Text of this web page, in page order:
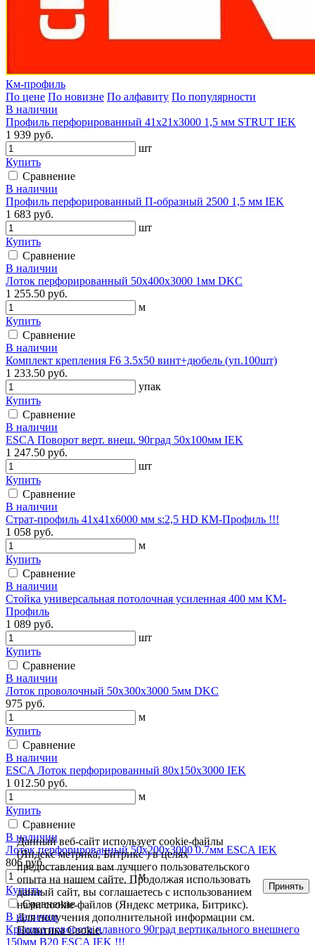
Км-профиль
По цене По новизне По алфавиту По популярности
В наличии
Профиль перфорированный 41х21х3000 1,5 мм STRUT IEK
1 939 руб.
шт
Купить
Сравнение
В наличии
Профиль перфорированный П-образный 2500 1,5 мм IEK
1 683 руб.
шт
Купить
Сравнение
В наличии
Лоток перфорированный 50х400х3000 1мм DKC
1 255.50 руб.
м
Купить
Сравнение
В наличии
Комплект крепления F6 3.5х50 винт+дюбель (уп.100шт)
1 233.50 руб.
упак
Купить
Сравнение
В наличии
ESCA Поворот верт. внеш. 90град 50х100мм IEK
1 247.50 руб.
шт
Купить
Сравнение
В наличии
Страт-профиль 41х41х6000 мм s:2,5 HD КМ-Профиль !!!
1 058 руб.
м
Купить
Сравнение
В наличии
Стойка универсальная потолочная усиленная 400 мм КМ-
Профиль
1 089 руб.
шт
Купить
Сравнение
В наличии
Лоток проволочный 50х300х3000 5мм DKC
975 руб.
м
Купить
Сравнение
В наличии
ESCA Лоток перфорированный 80х150х3000 IEK
1 012.50 руб.
м
Купить
Сравнение
В наличии
Лоток перфорированный 50х200х3000 0.7мм ESCA IEK
806 руб.
м
Купить
Сравнение
В наличии
Крышка поворота плавного 90град вертикального внешнего
150мм В20 ESCA IEK !!!
Данный веб-сайт использует cookie-файлы
(Яндекс метрика, Битрикс ) в целях
предоставления вам лучшего пользовательского
опыта на нашем сайте. Продолжая использовать
данный сайт, вы соглашаетесь с использованием
нами cookie-файлов (Яндекс метрика, Битрикс).
Для получения дополнительной информации см.
Политика Cookie.
Принять